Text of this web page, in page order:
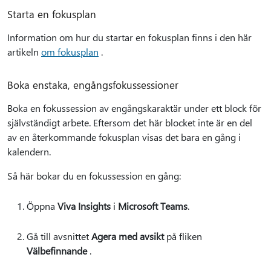
Starta en fokusplan
Information om hur du startar en fokusplan finns i den här
artikeln om fokusplan .
Boka enstaka, engångsfokussessioner
Boka en fokussession av engångskaraktär under ett block för
självständigt arbete. Eftersom det här blocket inte är en del
av en återkommande fokusplan visas det bara en gång i
kalendern.
Så här bokar du en fokussession en gång:
Öppna Viva Insights i Microsoft Teams.
Gå till avsnittetAgera med avsiktpå fliken
Välbefinnande.